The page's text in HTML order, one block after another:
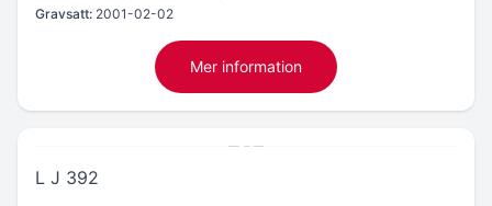
Gravsatt: 2001-02-02
Mer information
L J 392